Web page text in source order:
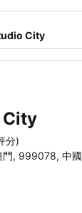
City
分)
門, 999078, 中國